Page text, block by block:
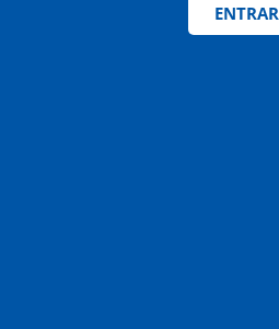
ENTRAR